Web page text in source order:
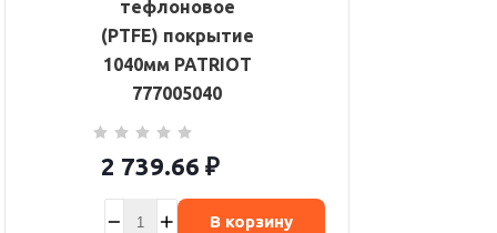
тефлоновое
(PTFE) покрытие
1040мм PATRIOT
777005040
2 739.66 ₽
В корзину